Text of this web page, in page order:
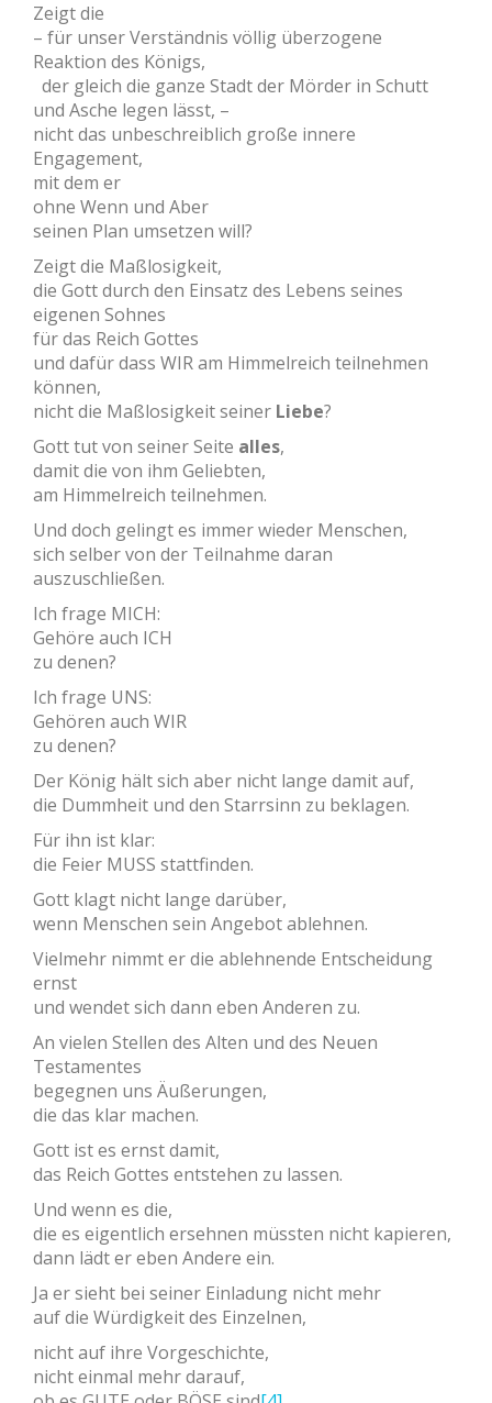
Zeigt die
– für unser Verständnis völlig überzogene
Reaktion des Königs,
der gleich die ganze Stadt der Mörder in Schutt
und Asche legen lässt, –
nicht das unbeschreiblich große innere
Engagement,
mit dem er
ohne Wenn und Aber
seinen Plan umsetzen will?
Zeigt die Maßlosigkeit,
die Gott durch den Einsatz des Lebens seines
eigenen Sohnes
für das Reich Gottes
und dafür dass WIR am Himmelreich teilnehmen
können,
nicht die Maßlosigkeit seiner Liebe?
Gott tut von seiner Seite alles,
damit die von ihm Geliebten,
am Himmelreich teilnehmen.
Und doch gelingt es immer wieder Menschen,
sich selber von der Teilnahme daran
auszuschließen.
Ich frage MICH:
Gehöre auch ICH
zu denen?
Ich frage UNS:
Gehören auch WIR
zu denen?
Der König hält sich aber nicht lange damit auf,
die Dummheit und den Starrsinn zu beklagen.
Für ihn ist klar:
die Feier MUSS stattfinden.
Gott klagt nicht lange darüber,
wenn Menschen sein Angebot ablehnen.
Vielmehr nimmt er die ablehnende Entscheidung
ernst
und wendet sich dann eben Anderen zu.
An vielen Stellen des Alten und des Neuen
Testamentes
begegnen uns Äußerungen,
die das klar machen.
Gott ist es ernst damit,
das Reich Gottes entstehen zu lassen.
Und wenn es die,
die es eigentlich ersehnen müssten nicht kapieren,
dann lädt er eben Andere ein.
Ja er sieht bei seiner Einladung nicht mehr
auf die Würdigkeit des Einzelnen,
nicht auf ihre Vorgeschichte,
nicht einmal mehr darauf,